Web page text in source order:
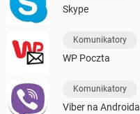
Skype
Komunikatory
WP Poczta
Komunikatory
Viber na Androida